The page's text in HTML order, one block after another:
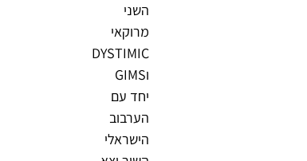
השני
מרוקאי
DYSTIMIC
וGIMS
יחד עם
הערבוב
הישראלי